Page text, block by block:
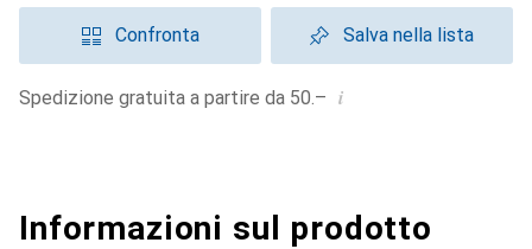
Confronta Salva nella lista
Spedizione gratuita a partire da 50.– i
Informazioni sul prodotto